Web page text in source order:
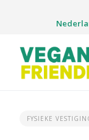
FYSIEKE